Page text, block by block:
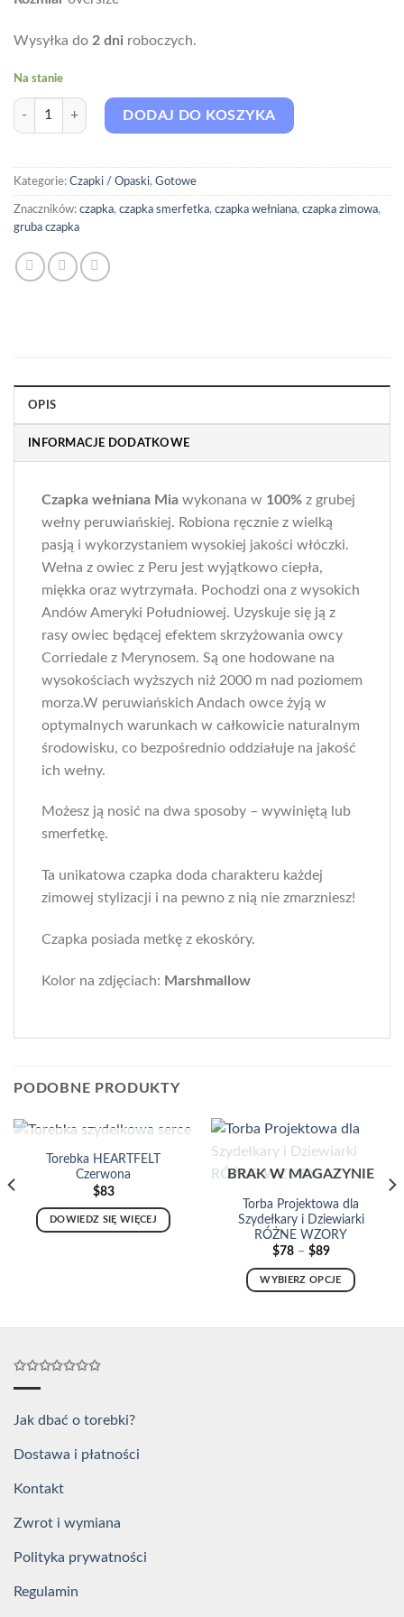
Wysyłka do 2 dni roboczych.
Na stanie
ilość Czapka Wełniana Mia Marshmallow
DODAJ DO KOSZYKA
Kategorie: Czapki / Opaski, Gotowe
Znaczników: czapka, czapka smerfetka, czapka wełniana, czapka zimowa,
gruba czapka
OPIS
INFORMACJE DODATKOWE
Czapka wełniana Mia wykonana w 100% z grubej
wełny peruwiańskiej. Robiona ręcznie z wielką
pasją i wykorzystaniem wysokiej jakości włóczki.
Wełna z owiec z Peru jest wyjątkowo ciepła,
miękka oraz wytrzymała. Pochodzi ona z wysokich
Andów Ameryki Południowej. Uzyskuje się ją z
rasy owiec będącej efektem skrzyżowania owcy
Corriedale z Merynosem. Są one hodowane na
wysokościach wyższych niż 2000 m nad poziomem
morza.W peruwiańskich Andach owce żyją w
optymalnych warunkach w całkowicie naturalnym
środowisku, co bezpośrednio oddziałuje na jakość
ich wełny.
Możesz ją nosić na dwa sposoby – wywiniętą lub
smerfetkę.
Ta unikatowa czapka doda charakteru każdej
zimowej stylizacji i na pewno z nią nie zmarzniesz!
Czapka posiada metkę z ekoskóry.
Kolor na zdjęciach: Marshmallow
PODOBNE PRODUKTY
BRAK W MAGAZYNIE
Torebka HEARTFELT
Czerwona
$83
DOWIEDZ SIĘ WIĘCEJ
BRAK W MAGAZYNIE
Torba Projektowa dla
Szydełkary i Dziewiarki
RÓŻNE WZORY
$78 – $89Zakres
od
$78
WYBIERZ OPCJE
✩✩✩✩✩✩✩
Jak dbać o torebki?
Dostawa i płatności
Kontakt
Zwrot i wymiana
Polityka prywatności
Regulamin